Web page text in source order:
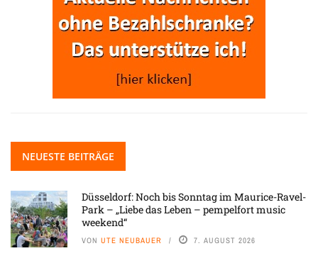
NEUESTE BEITRÄGE
Düsseldorf: Noch bis Sonntag im Maurice-Ravel-
Park – „Liebe das Leben – pempelfort music
weekend“
VON UTE NEUBAUER 7. AUGUST 2026